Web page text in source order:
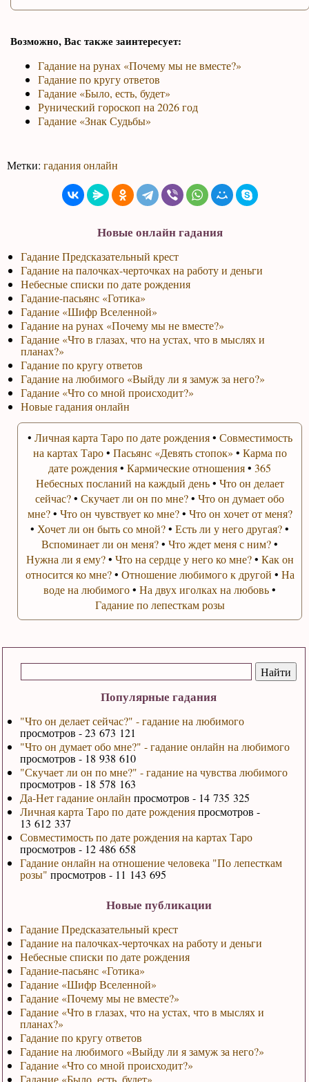
Популярные гадания
"Что он делает сейчас?" - гадание на любимого
просмотров - 23 673 121
"Что он думает обо мне?" - гадание онлайн на любимого
просмотров - 18 938 610
"Скучает ли он по мне?" - гадание на чувства любимого
просмотров - 18 578 163
Да-Нет гадание онлайн просмотров - 14 735 325
Личная карта Таро по дате рожденияпросмотров -
13 612 337
Совместимость по дате рождения на картах Таро
просмотров - 12 486 658
Гадание онлайн на отношение человека "По лепесткам
розы" просмотров - 11 143 695
Новые публикации
Гадание Предсказательный крест
Гадание на палочках-черточках на работу и деньги
Небесные списки по дате рождения
Гадание-пасьянс «Готика»
Гадание «Шифр Вселенной»
Гадание «Почему мы не вместе?»
Гадание «Что в глазах, что на устах, что в мыслях и
планах?»
Гадание по кругу ответов
Гадание на любимого «Выйду ли я замуж за него?»
Гадание «Что со мной происходит?»
Гадание «Было, есть, будет»
Возможно, Вас также заинтересует:
Гадание на рунах «Почему мы не вместе?»
Гадание по кругу ответов
Гадание «Было, есть, будет»
Рунический гороскоп на 2026 год
Гадание «Знак Судьбы»
Метки:гадания онлайн
Новые онлайн гадания
Гадание Предсказательный крест
Гадание на палочках-черточках на работу и деньги
Небесные списки по дате рождения
Гадание-пасьянс «Готика»
Гадание «Шифр Вселенной»
Гадание на рунах «Почему мы не вместе?»
Гадание «Что в глазах, что на устах, что в мыслях и
планах?»
Гадание по кругу ответов
Гадание на любимого «Выйду ли я замуж за него?»
Гадание «Что со мной происходит?»
Новые гадания онлайн
• Личная карта Таро по дате рождения• Совместимость
на картах Таро• Пасьянс «Девять стопок» • Карма по
дате рождения•Кармические отношения•365
Небесных посланий на каждый день• Что он делает
сейчас?•Скучает ли он по мне?•Что он думает обо
мне?• Что он чувствует ко мне?• Что он хочет от меня?
• Хочет ли он быть со мной?•Есть ли у него другая?•
Вспоминает ли он меня?•Что ждет меня с ним?•
Нужна ли я ему?• Что на сердце у него ко мне?• Как он
относится ко мне?• Отношение любимого к другой • На
воде на любимого•На двух иголках на любовь•
Гадание по лепесткам розы